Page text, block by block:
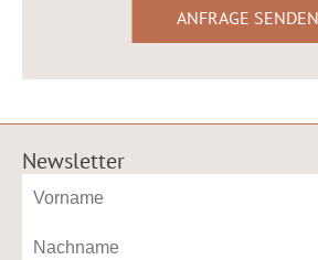
Newsletter